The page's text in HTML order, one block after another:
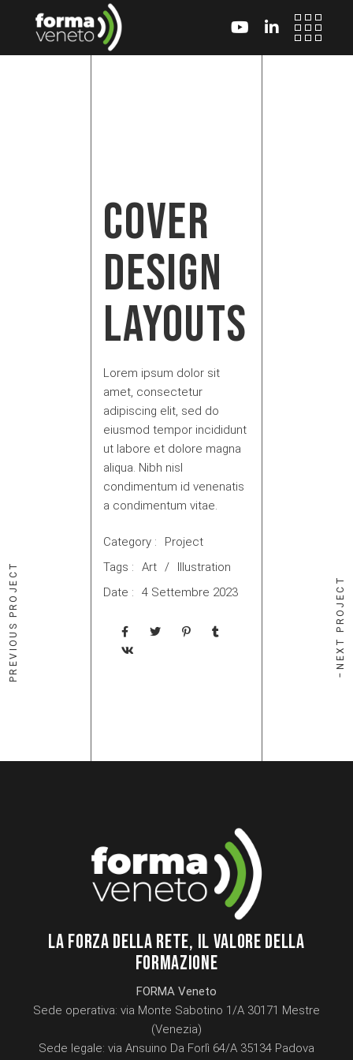
content
COVER
DESIGN
LAYOUTS
Lorem ipsum dolor sit
amet, consectetur
adipiscing elit, sed do
eiusmod tempor incididunt
ut labore et dolore magna
aliqua. Nibh nisl
condimentum id venenatis
a condimentum vitae.
Category :
Project
Tags :
Art
Illustration
Date :
4 Settembre 2023
PREVIOUS PROJECT NEXT PROJECT
LA FORZA DELLA RETE, IL VALORE DELLA
FORMAZIONE
FORMA Veneto
Sede operativa: via Monte Sabotino 1/A 30171 Mestre
(Venezia)
Sede legale: via Ansuino Da Forlì 64/A 35134 Padova